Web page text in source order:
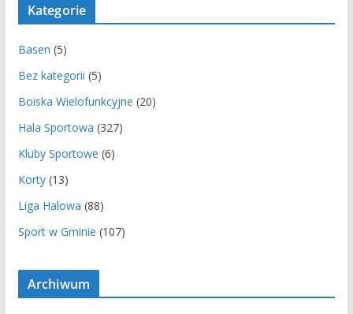
Kategorie
Basen (5)
Bez kategorii (5)
Boiska Wielofunkcyjne (20)
Hala Sportowa (327)
Kluby Sportowe (6)
Korty(13)
Liga Halowa (88)
Sport w Gminie (107)
Archiwum